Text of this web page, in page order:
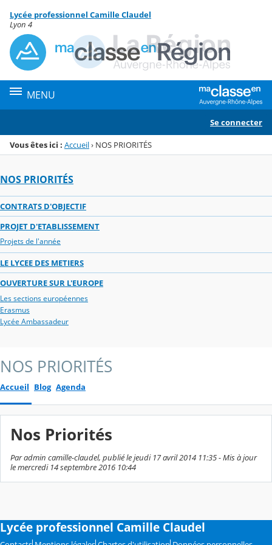
Menu de la rubrique
Contenu
Lycée professionnel Camille Claudel
Lyon 4
MENU
Se connecter
Vous êtes ici : Accueil› NOS PRIORITÉS
NOS PRIORITÉS
CONTRATS D'OBJECTIF
PROJET D'ETABLISSEMENT
Projets de l'année
LE LYCEE DES METIERS
OUVERTURE SUR L'EUROPE
Les sections européennes
Erasmus
Lycée Ambassadeur
NOS PRIORITÉS
Accueil Blog Agenda
Nos Priorités
Par admin camille-claudel, publié le jeudi 17 avril 2014 11:35 - Mis à jour
le mercredi 14 septembre 2016 10:44
Lycée professionnel Camille Claudel